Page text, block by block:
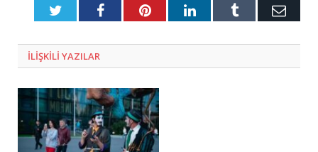
TwitterFacebookPinterestLinkedInTumblr E-
ILIŞKILI YAZILAR